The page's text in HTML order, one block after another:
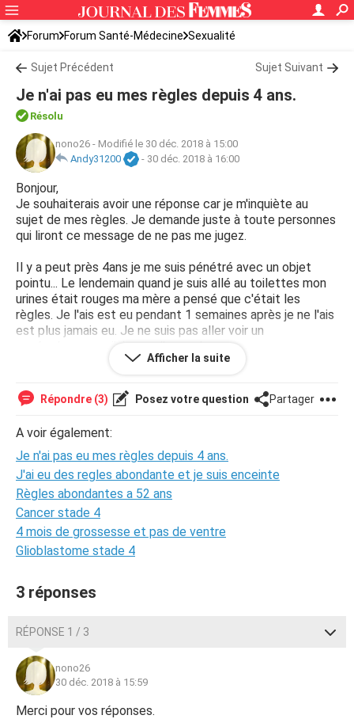
Forum Forum Santé-Médecine Sexualité
Sujet Précédent Sujet Suivant
Je n'ai pas eu mes règles depuis 4 ans.
Résolu
nono26 - Modifié le 30 déc. 2018 à 15:00
Andy31200
- 30 déc. 2018 à 16:00
Bonjour,
Je souhaiterais avoir une réponse car je m'inquiète au
sujet de mes règles. Je demande juste à toute personnes
qui liront ce message de ne pas me jugez.
Il y a peut près 4ans je me suis pénétré avec un objet
pointu... Le lendemain quand je suis allé au toilettes mon
urines était rouges ma mère a pensé que c'était les
règles. Je l'ais est eu pendant 1 semaines après je ne l'ais
est plus jamais eu. Je ne suis pas aller voir un
gynécologue car j'ai peur d'en parler...
S'ils vous plaît me jugez pas.
Merci d'avance pour votre réponse.
Afficher la suite
Répondre (3) Posez votre question Partager
A voir également:
Je n'ai pas eu mes règles depuis 4 ans.
J'ai eu des regles abondante et je suis enceinte
Règles abondantes a 52 ans
Cancer stade 4
4 mois de grossesse et pas de ventre
Glioblastome stade 4
3 réponses
RÉPONSE 1 / 3
nono26
30 déc. 2018 à 15:59
Merci pour vos réponses.